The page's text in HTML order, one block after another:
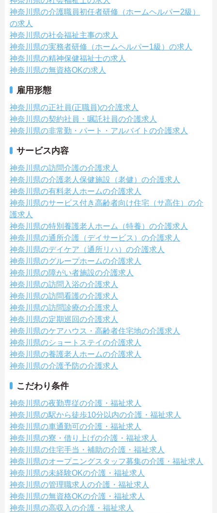
神奈川県の介護職員初任者研修（ホームヘルパー2級）
の求人
神奈川県の社会福祉主事の求人
神奈川県の実務者研修（ホームヘルパー1級）の求人
神奈川県の精神保健福祉士の求人
神奈川県の無資格OKの求人
雇用形態
神奈川県の正社員(正職員)の介護求人
神奈川県の契約社員・嘱託社員の介護求人
神奈川県の非常勤・パート・アルバイトの介護求人
サービス内容
神奈川県の訪問介護の介護求人
神奈川県の介護老人保健施設（老健）の介護求人
神奈川県の有料老人ホームの介護求人
神奈川県のサービス付き高齢者向け住宅（サ高住）の介
護求人
神奈川県の特別養護老人ホーム（特養）の介護求人
神奈川県の通所介護（デイサービス）の介護求人
神奈川県のデイケア（通所リハ）の介護求人
神奈川県のグループホームの介護求人
神奈川県の障がい者施設の介護求人
神奈川県の訪問入浴の介護求人
神奈川県の訪問看護の介護求人
神奈川県の訪問診療の介護求人
神奈川県の定期巡回の介護求人
神奈川県のケアハウス・高齢者住宅地の介護求人
神奈川県のショートステイの介護求人
神奈川県の養護老人ホームの介護求人
神奈川県の介護予防の介護求人
こだわり条件
神奈川県の夜勤専従の介護・福祉求人
神奈川県の駅から徒歩10分以内の介護・福祉求人
神奈川県の車通勤可の介護・福祉求人
神奈川県の寮・借り上げの介護・福祉求人
神奈川県の住宅手当・補助の介護・福祉求人
神奈川県のオープニングスタッフ募集の介護・福祉求人
神奈川県の未経験OKの介護・福祉求人
神奈川県の管理職求人の介護・福祉求人
神奈川県の無資格OKの介護・福祉求人
神奈川県の高収入の介護・福祉求人